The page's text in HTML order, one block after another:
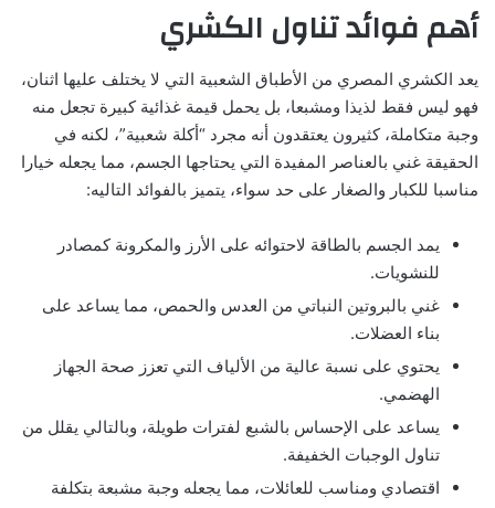
أهم فوائد تناول الكشري
يعد الكشري المصري من الأطباق الشعبية التي لا يختلف عليها اثنان،
فهو ليس فقط لذيذا ومشبعا، بل يحمل قيمة غذائية كبيرة تجعل منه
وجبة متكاملة، كثيرون يعتقدون أنه مجرد “أكلة شعبية”، لكنه في
الحقيقة غني بالعناصر المفيدة التي يحتاجها الجسم، مما يجعله خيارا
مناسبا للكبار والصغار على حد سواء، يتميز بالفوائد التاليه:
يمد الجسم بالطاقة لاحتوائه على الأرز والمكرونة كمصادر
للنشويات.
غني بالبروتين النباتي من العدس والحمص، مما يساعد على
بناء العضلات.
يحتوي على نسبة عالية من الألياف التي تعزز صحة الجهاز
الهضمي.
يساعد على الإحساس بالشبع لفترات طويلة، وبالتالي يقلل من
تناول الوجبات الخفيفة.
اقتصادي ومناسب للعائلات، مما يجعله وجبة مشبعة بتكلفة